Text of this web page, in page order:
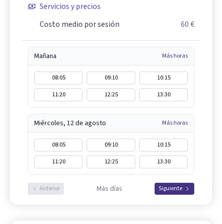
Servicios y precios
Costo medio por sesión
60 €
Mañana Más horas
08:05 09:10
10:15
11:20
12:25 13:30
Miércoles, 12 de agosto Más horas
08:05 09:10
10:15
11:20
12:25 13:30
Anterior Más días Siguiente